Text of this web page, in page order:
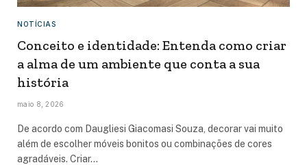
NOTÍCIAS
Conceito e identidade: Entenda como criar
a alma de um ambiente que conta a sua
história
maio 8, 2026
De acordo com Daugliesi Giacomasi Souza, decorar vai muito
além de escolher móveis bonitos ou combinações de cores
agradáveis. Criar…